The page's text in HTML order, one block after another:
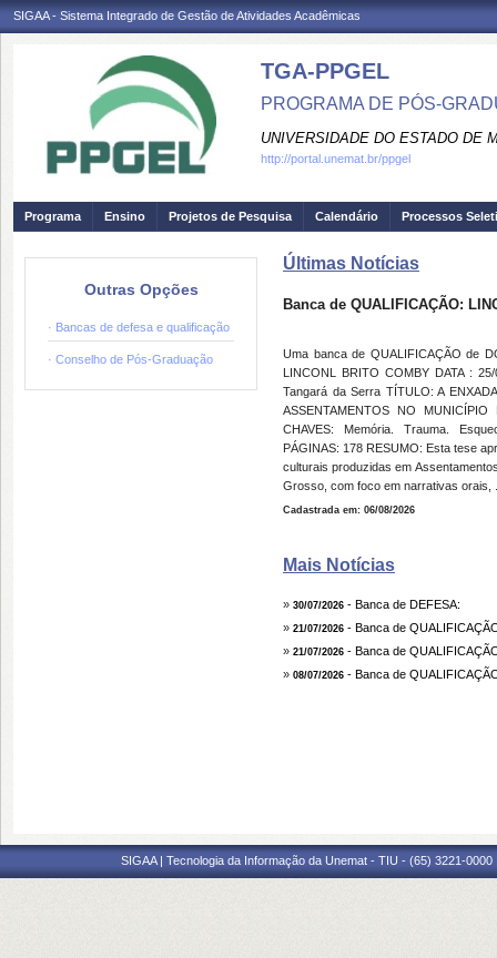
SIGAA - Sistema Integrado de Gestão de Atividades Acadêmicas
TGA-PPGEL
PROGRAMA DE PÓS-
UNIVERSIDADE DO ESTADO DE
http://portal.unemat.br/ppgel
Programa Ensino Projetos de Pesquisa Calendário Processos
Outras Opções
· Bancas de defesa e qualificação
· Conselho de Pós-Graduação
Últimas Notícias
Banca de QUALIFICAÇÃO:
Uma banca de QUALIFICAÇÃO de
LINCONL BRITO COMBY DATA :
Tangará da Serra TÍTULO: A
ASSENTAMENTOS NO
CHAVES: Memória. Trauma.
PÁGINAS: 178 RESUMO: Esta tese
culturais produzidas em
Grosso, com foco em narrativas orais,
Cadastrada em: 06/08/2026
Mais Notícias
» 30/07/2026 - Banca de DEFESA:
» 21/07/2026 - Banca de
» 21/07/2026 - Banca de
» 08/07/2026 - Banca de
SIGAA | Tecnologia da Informação da Unemat - TIU - (65) 3221-